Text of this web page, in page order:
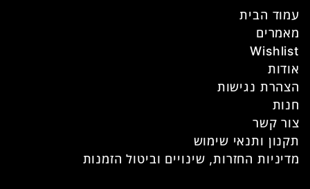
עמוד הבית
מאמרים
Wishlist
אודות
הצהרת נגישות
חנות
צור קשר
תקנון ותנאי שימוש
מדיניות החזרות, שינויים וביטול הזמנות